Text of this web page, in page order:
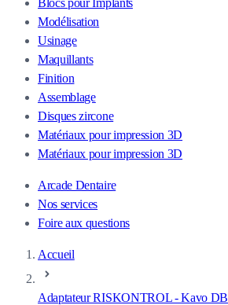
Blocs pour Implants
Modélisation
Usinage
Maquillants
Finition
Assemblage
Disques zircone
Matériaux pour impression 3D
Matériaux pour impression 3D
Arcade Dentaire
Nos services
Foire aux questions
Accueil
Adaptateur RISKONTROL - Kavo DB